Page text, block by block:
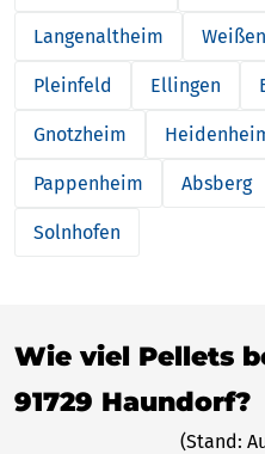
Langenaltheim
Pleinfeld Ellingen
Gnotzheim
Pappenheim Absberg
Solnhofen
Wie viel Pellets
91729 Haundorf?
(Stand: